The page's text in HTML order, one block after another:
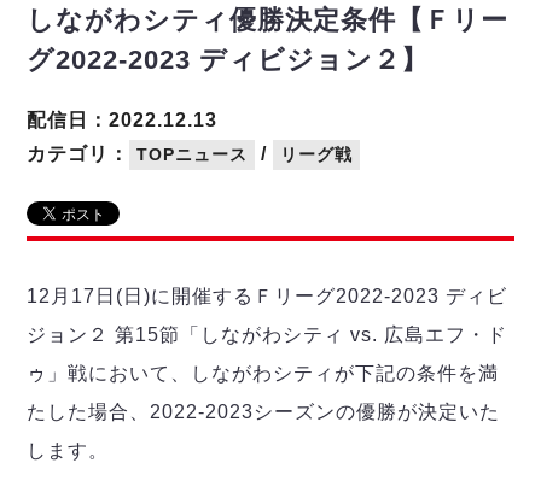
メディア情報
フットサル日本代表
戦績表
警告・退場・出場停止選手
個人ランキング｜ゴール
個人ランキング｜シュート
個人ランキング｜シュート成功率
メットライフ生命Ｆ２リーグ
試合日程
順位表
戦績表
警告・退場・出場停止選手
個人ランキング｜シュート
エスポラーダ北海道
バルドラール浦安
しながわシティ
立川アスレティックFC
ペスカドーラ町田
湘南ベルマーレ
名古屋オーシャンズ
シュライカー大阪
ボルクバレット北九州
バサジィ大分
メットライフ生命Ｆ２リーグ
アリーナ情報 ARENA
リーグ概要 ABOUT US
リーグ概要
日本フットサルリーグについて
大会概要
リーグ要項
クラブライセンス関連
過去の記録 ARCHIVE
過去の試合記録
ディビジョン1 試合記録
ディビジョン2 試合記録
Ｆリーグカップ 試合記録
プロジェクト PROJECT
ABeam AWARD
DIVISION01
しながわシティ優勝決定条件【Ｆリー
グ2022-2023 ディビジョン２】
カテゴリ： TOPニュース / リーグ戦
配信日：2022.12.13
12月17日(日)に開催するＦリーグ2022-2023 ディビ
ジョン２ 第15節「しながわシティ vs. 広島エフ・ド
ゥ」戦において、しながわシティが下記の条件を満
たした場合、2022-2023シーズンの優勝が決定いた
します。